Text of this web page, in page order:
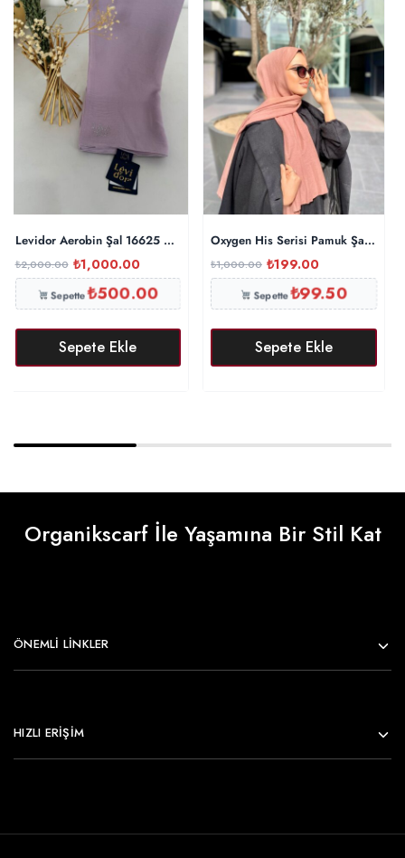
Levidor Aerobin Şal 16625 – Lila
₺2,000.00 ₺1,000.00
Sepette₺500.00
Sepete Ekle
Oxygen His Serisi Pamuk Şal –
₺1,000.00 ₺199.00
Sepette₺99.50
Sepete Ekle
Organikscarf İle Yaşamına Bir Stil Kat
ÖNEMLI LINKLER
HIZLI ERİŞİM